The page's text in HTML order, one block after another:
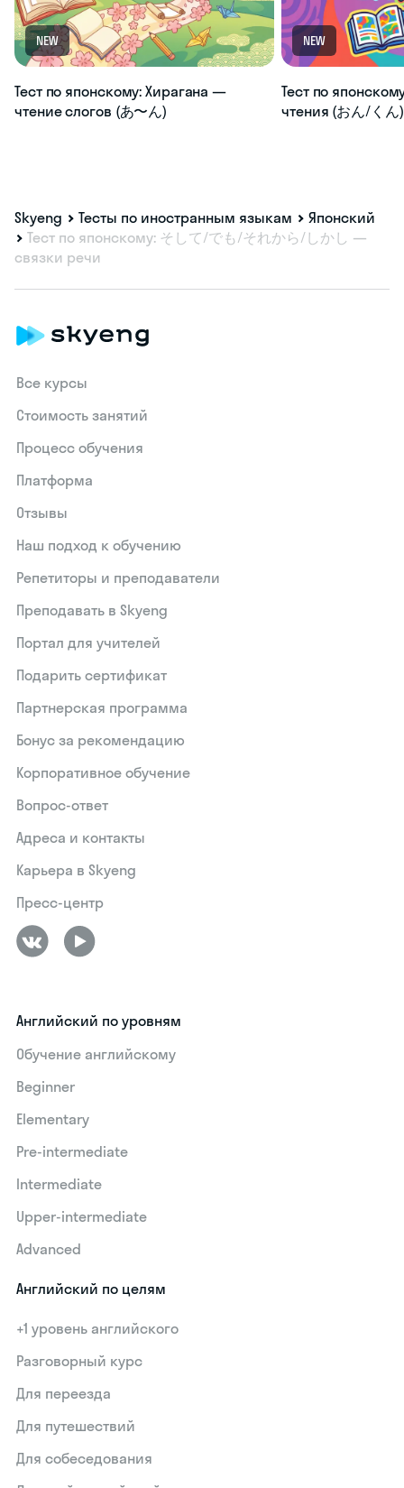
NEW
Тест по японскому: Хирагана —
чтение слогов (あ〜ん)
NEW
Тест по
чтения (おん/く
Skyeng Тесты по иностранным языкам
Японский
Тест по японскому: そして/でも/それから/しかし —
связки речи
Все курсы
Стоимость занятий
Процесс обучения
Платформа
Отзывы
Наш подход к обучению
Репетиторы и преподаватели
Преподавать в Skyeng
Портал для учителей
Подарить сертификат
Партнерская программа
Бонус за рекомендацию
Корпоративное обучение
Вопрос-ответ
Адреса и контакты
Карьера в Skyeng
Пресс-центр
Английский по уровням
Обучение английскому
Beginner
Elementary
Pre-intermediate
Intermediate
Upper-intermediate
Advanced
Английский по целям
+1 уровень английского
Разговорный курс
Для переезда
Для путешествий
Для собеседования